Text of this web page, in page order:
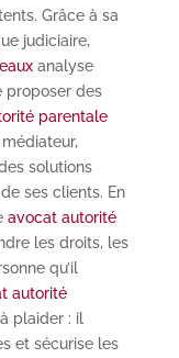
Grâce à sa
judiciaire,
analyse
proposer des
parentale
solutions
ses clients. En
avocat autorité
les droits, les
qu’il
autorité
plaider : il
et sécurise les